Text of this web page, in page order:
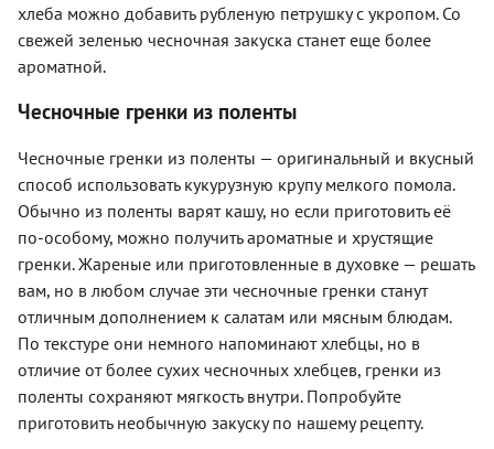
хлеба можно добавить рубленую петрушку с укропом. Со
свежей зеленью чесночная закуска станет еще более
ароматной.
Чесночные гренки из поленты
Чесночные гренки из поленты — оригинальный и вкусный
способ использовать кукурузную крупу мелкого помола.
Обычно из поленты варят кашу, но если приготовить её
по-особому, можно получить ароматные и хрустящие
гренки. Жареные или приготовленные в духовке — решать
вам, но в любом случае эти чесночные гренки станут
отличным дополнением к салатам или мясным блюдам.
По текстуре они немного напоминают хлебцы, но в
отличие от более сухих чесночных хлебцев, гренки из
поленты сохраняют мягкость внутри. Попробуйте
приготовить необычную закуску по нашему рецепту.